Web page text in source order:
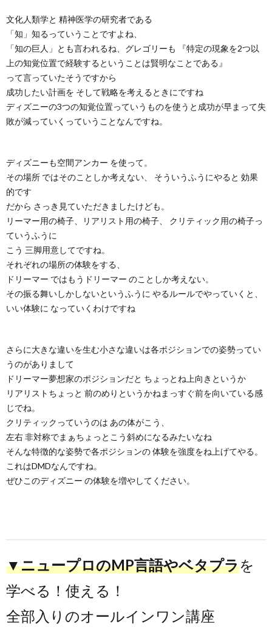
文化人類学と 精神医学の研究者である
「知」知るっていうことですよね、
「知の巨人」とも言われるね、グレゴリーも 『特定の現象を2つ以
上の知覚位置で経験するということは賢明なことである』
って言っていたそうですから
成功したい計画を そして戦略を考えるときにですね
ディズニーの3つの知覚位置っていうものを使うと成功が早まって失
敗が減っていくっていうことなんですね。
ディズニーも空間アンカー を使って。
その場所 ではそのことしか考えない、 そういうふうにやると 効果
的です
だから さっき見ていただきましたけども。
リーマー用の椅子、リアリスト用の椅子、 クリティック用の椅子っ
ていうふうに
こう 三脚用意してですね。
それぞれの場所の体験をする、
ドリーマー ではもうドリーマー のことしか考えない。
その振る舞いしかしないというふうに やるルールでやっていくと、
いい体験に なっていくわけですね
さらに大きな違いを生む小さな違いは各ポジションでの姿勢ってい
うのがありまして
ドリーマー夢想家のポジションだと ちょっとね上向きというか
リアリストちょっと 前のめりというかねまっすぐ前を向いている感
じでね。
クリティックっていうのは あの体がこう、
左右 非対称でまぁちょっとこう斜めになるみたいなね
そんな特徴的な姿勢で各ポジションの 体験を強度をね上げてやる。
これはDMDなんですね。
ぜひこのディズニー の体験を増やしてください。
▼ニュープロのMP言語やベタプラを
学べる！使える！
全部入りのオールインワン講座